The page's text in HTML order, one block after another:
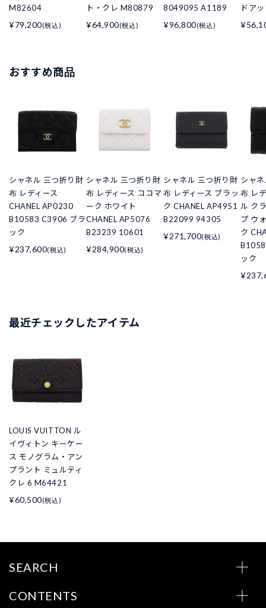
M82604
¥79,200(税込)
ト・クレ M80879
¥64,900(税込)
8049095 A1189
¥96,800(税込)
ドア
おすすめ商品
シャネル 三つ折り財
布 レディース
CHANEL AP0230
B10583 C3906 ブラ
ック
¥237,600(税込)
シャネル 三つ折り財
布 レディース ココマ
ーク ホワイト
CHANEL AP5076
B23239 10601
¥284,900(税込)
シャネル 三つ折り財
布 レディース ブラッ
ク CHANEL AP4951
B22099 94305
¥271,700(税込)
シャ
布 レ
ル ク
プ ウ
ク
ック
最近チェックしたアイテム
LOUIS VUITTON ル
イヴィトン キーケー
ス モノグラム・アン
プラント ミュルティ
クレ 6 M64421
¥60,500(税込)
SEARCH
CONTENTS